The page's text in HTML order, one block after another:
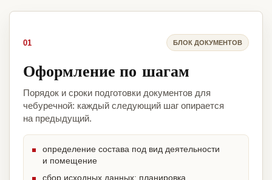
01 БЛОК ДОКУМЕНТОВ
Оформление по шагам
Порядок и сроки подготовки документов для
чебуречной: каждый следующий шаг опирается
на предыдущий.
определение состава под вид деятельности
и помещение
сбор исходных данных: планировка,